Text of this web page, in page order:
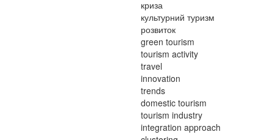
криза
культурний туризм
розвиток
green tourism
tourism activity
travel
innovation
trends
domestic tourism
tourism industry
integration approach